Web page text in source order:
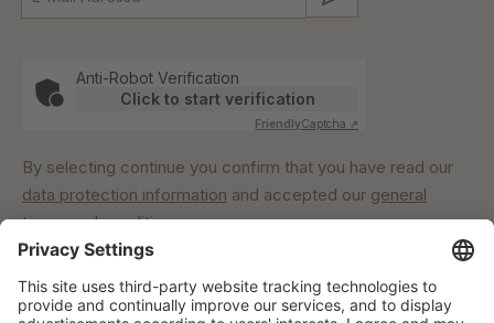
Anti-Robot Verification
Click to start verification
FriendlyCaptcha ⇗
By selecting continue you confirm that you have read our
data protection information and accepted our general
terms and conditions.